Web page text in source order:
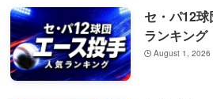
セ・パ12
ランキング
August 1, 2026